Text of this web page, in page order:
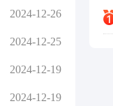
2024-12-26
2024-12-25
2024-12-19
2024-12-19